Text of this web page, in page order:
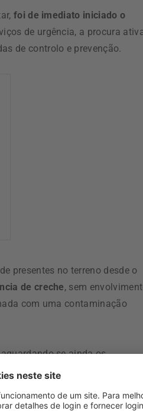
foi de imediato iniciado o
de urgência, a procura
de controlo e prevenção.
presentes no terreno desde o
de creche, sem
com uma contaminação
se ainda os
recolhidas.
vómitos ou diarreia